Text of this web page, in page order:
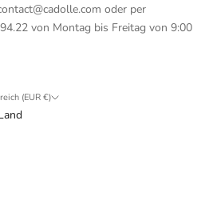
oder per
von Montag bis Freitag von 9:00
Frankreich (EUR €)